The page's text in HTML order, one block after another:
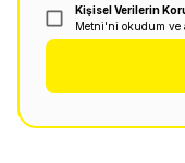
Kişisel Verilerin
Metni'ni okudum ve